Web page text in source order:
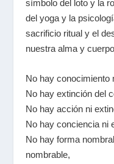
símbolo del loto y la
del yoga y la
sacrificio ritual y el
nuestra alma y
No hay conocimiento
No hay extinción del
No hay acción ni
No hay conciencia ni
No hay forma
nombrable,